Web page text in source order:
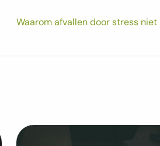
Waarom afvallen door stress